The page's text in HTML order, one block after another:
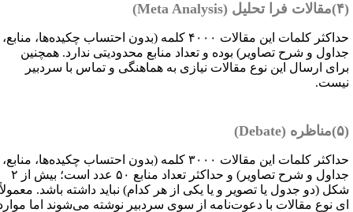
Meta Analysis
)
حداکثر کلمات این مقالات ۴۰۰۰ کلمه (بدون احتساب چکیده‌ها، منابع،
و شرح تصاویر) بوده و تعداد منابع محدودیتی ندارد. همچنین
ارسال این نوع مقالات نیازی به هماهنگی و تماس با سردبیر
Debate
)
حداکثر کلمات این مقالات ۳۰۰۰ کلمه (بدون احتساب چکیده‌ها، منابع،
جداول و شرح تصاویر) و حداکثر تعداد منابع ۵۰ عدد است؛ بیش از ۲
(دو جدول یا تصویر و یا یکی از هر کدام) نباید داشته باشد. معمولاً
نوع مقالات با دعوت‌نامه از سوی سردبیر نوشته می‌شوند اما موارد